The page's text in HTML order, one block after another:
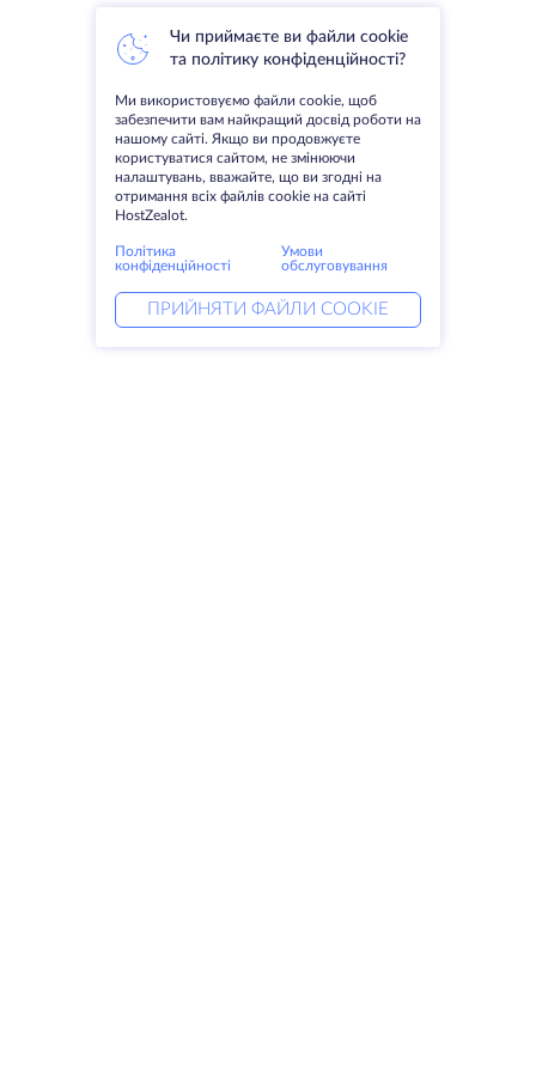
Чи приймаєте ви файли cookie
та політику конфіденційності?
Ми використовуємо файли cookie, щоб
забезпечити вам найкращий досвід роботи на
нашому сайті. Якщо ви продовжуєте
користуватися сайтом, не змінюючи
налаштувань, вважайте, що ви згодні на
отримання всіх файлів cookie на сайті
HostZealot.
Політика
конфіденційності
Умови
обслуговування
ПРИЙНЯТИ ФАЙЛИ COOKIE